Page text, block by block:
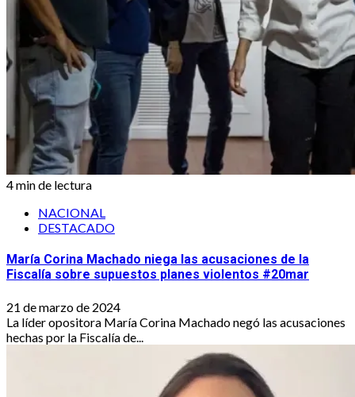
4 min de lectura
NACIONAL
DESTACADO
María Corina Machado niega las acusaciones de la
Fiscalía sobre supuestos planes violentos #20mar
21 de marzo de 2024
La líder opositora María Corina Machado negó las acusaciones
hechas por la Fiscalía de...